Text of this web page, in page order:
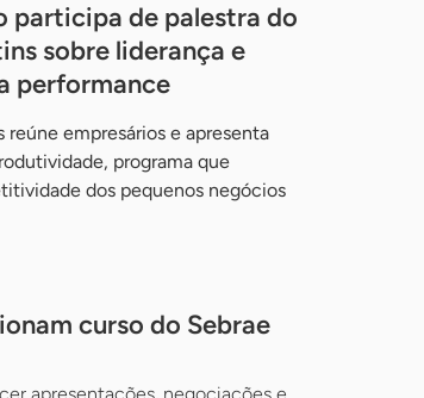
participa de palestra do
sobre liderança e
performance
reúne empresários e apresenta
programa que
dos pequenos negócios
curso do Sebrae